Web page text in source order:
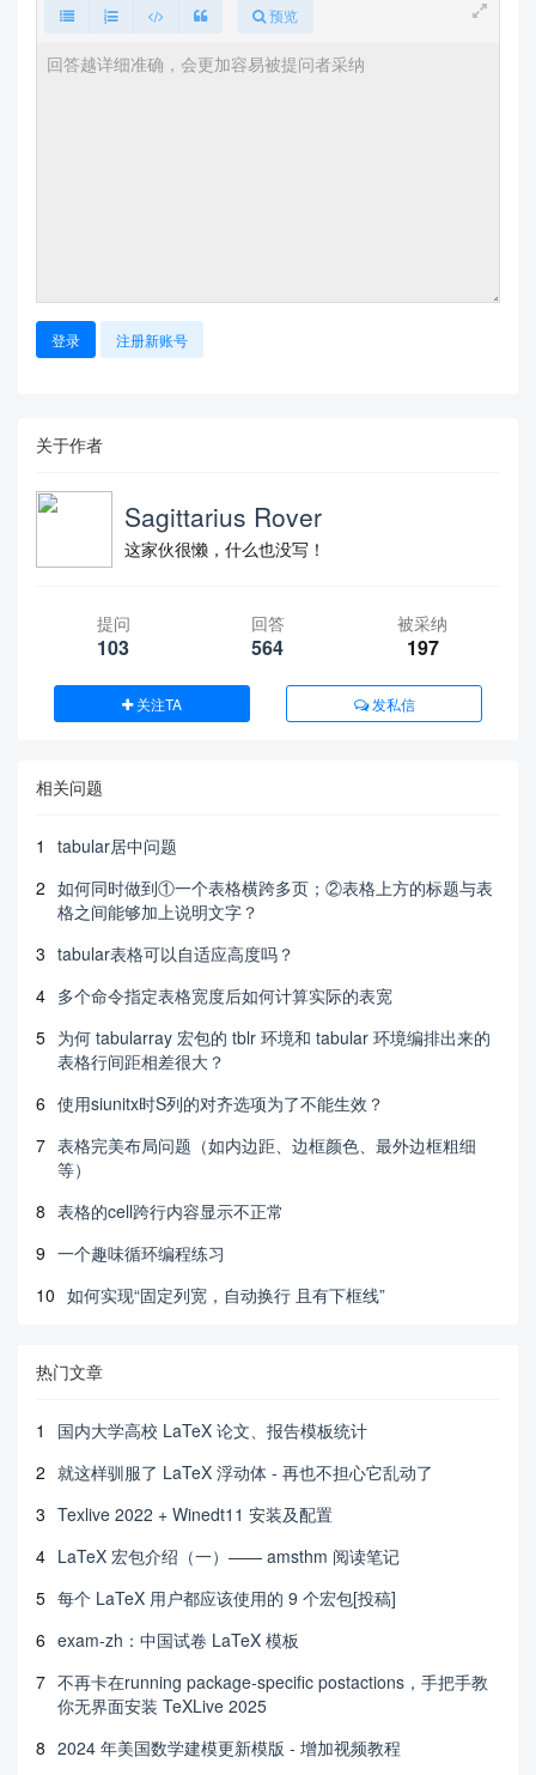
预览
登录 注册新账号
关于作者
Sagittarius Rover
这家伙很懒，什么也没写！
提问
103
回答
564
被采纳
197
关注TA 发私信
相关问题
1
tabular居中问题
2 如何同时做到①一个表格横跨多页；②表格上方的标题与表
格之间能够加上说明文字？
3 tabular表格可以自适应高度吗？
4 多个命令指定表格宽度后如何计算实际的表宽
5 为何 tabularray 宏包的 tblr 环境和 tabular 环境编排出来的
表格行间距相差很大？
6 使用siunitx时S列的对齐选项为了不能生效？
7 表格完美布局问题（如内边距、边框颜色、最外边框粗细
等）
8 表格的cell跨行内容显示不正常
9 一个趣味循环编程练习
10 如何实现“固定列宽，自动换行 且有下框线”
热门文章
1
国内大学高校 LaTeX 论文、报告模板统计
2 就这样驯服了 LaTeX 浮动体 - 再也不担心它乱动了
3 Texlive 2022 + Winedt11 安装及配置
4 LaTeX 宏包介绍（一）—— amsthm 阅读笔记
5 每个 LaTeX 用户都应该使用的 9 个宏包[投稿]
6 exam-zh：中国试卷 LaTeX 模板
7 不再卡在running package-specific postactions，手把手教
你无界面安装 TeXLive 2025
8 2024 年美国数学建模更新模版 - 增加视频教程